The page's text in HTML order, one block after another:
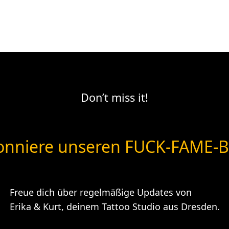
Don’t miss it!
unseren FUCK-FAME-
Freue dich über regelmäßige Updates von
Erika & Kurt, deinem Tattoo Studio aus Dresden.